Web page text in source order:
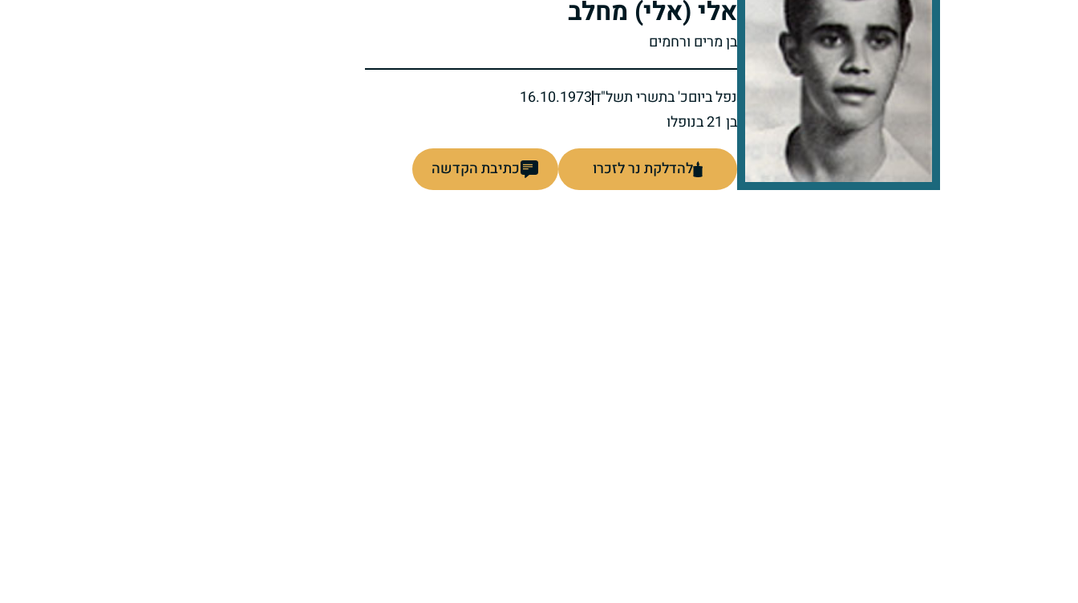
אלי (אלי) מחלב
בן מרים ורחמים
נפל ביוםכ' בתשרי תשל"ד16.10.1973
בן 21 בנופלו
להדלקת נר לזכרו כתיבת הקדשה